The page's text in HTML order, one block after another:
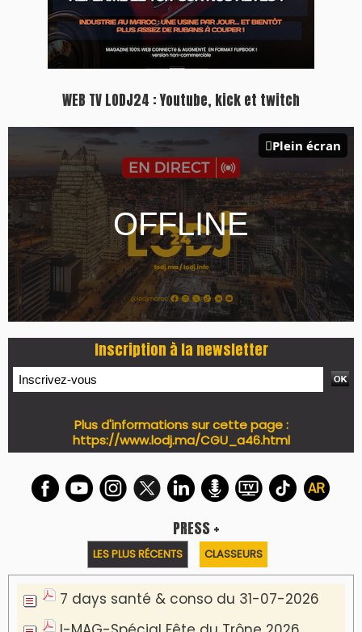
Plus d'informations sur cette page :
PRESS +
LES PLUS RÉCENTS CLASSEURS
7 days santé & conso du 31-07-2026
I-MAG-Spécial Fête du Trône 2026
7 days Culture du 29-07-2026
7 days Auto-Moto du 27-07-2026
PODCAST +
LES PLUS RÉCENTS CLASSEURS
Podcast I-Week-N°137 du 26-07-2026
Podcast Eco-Business du 20-07-2026
Podcast IA-MAG-07 du 22-07-2026
Podcast I-Week N°136-19-07-2026
Podcast I-débats N31 du 18-07-2026